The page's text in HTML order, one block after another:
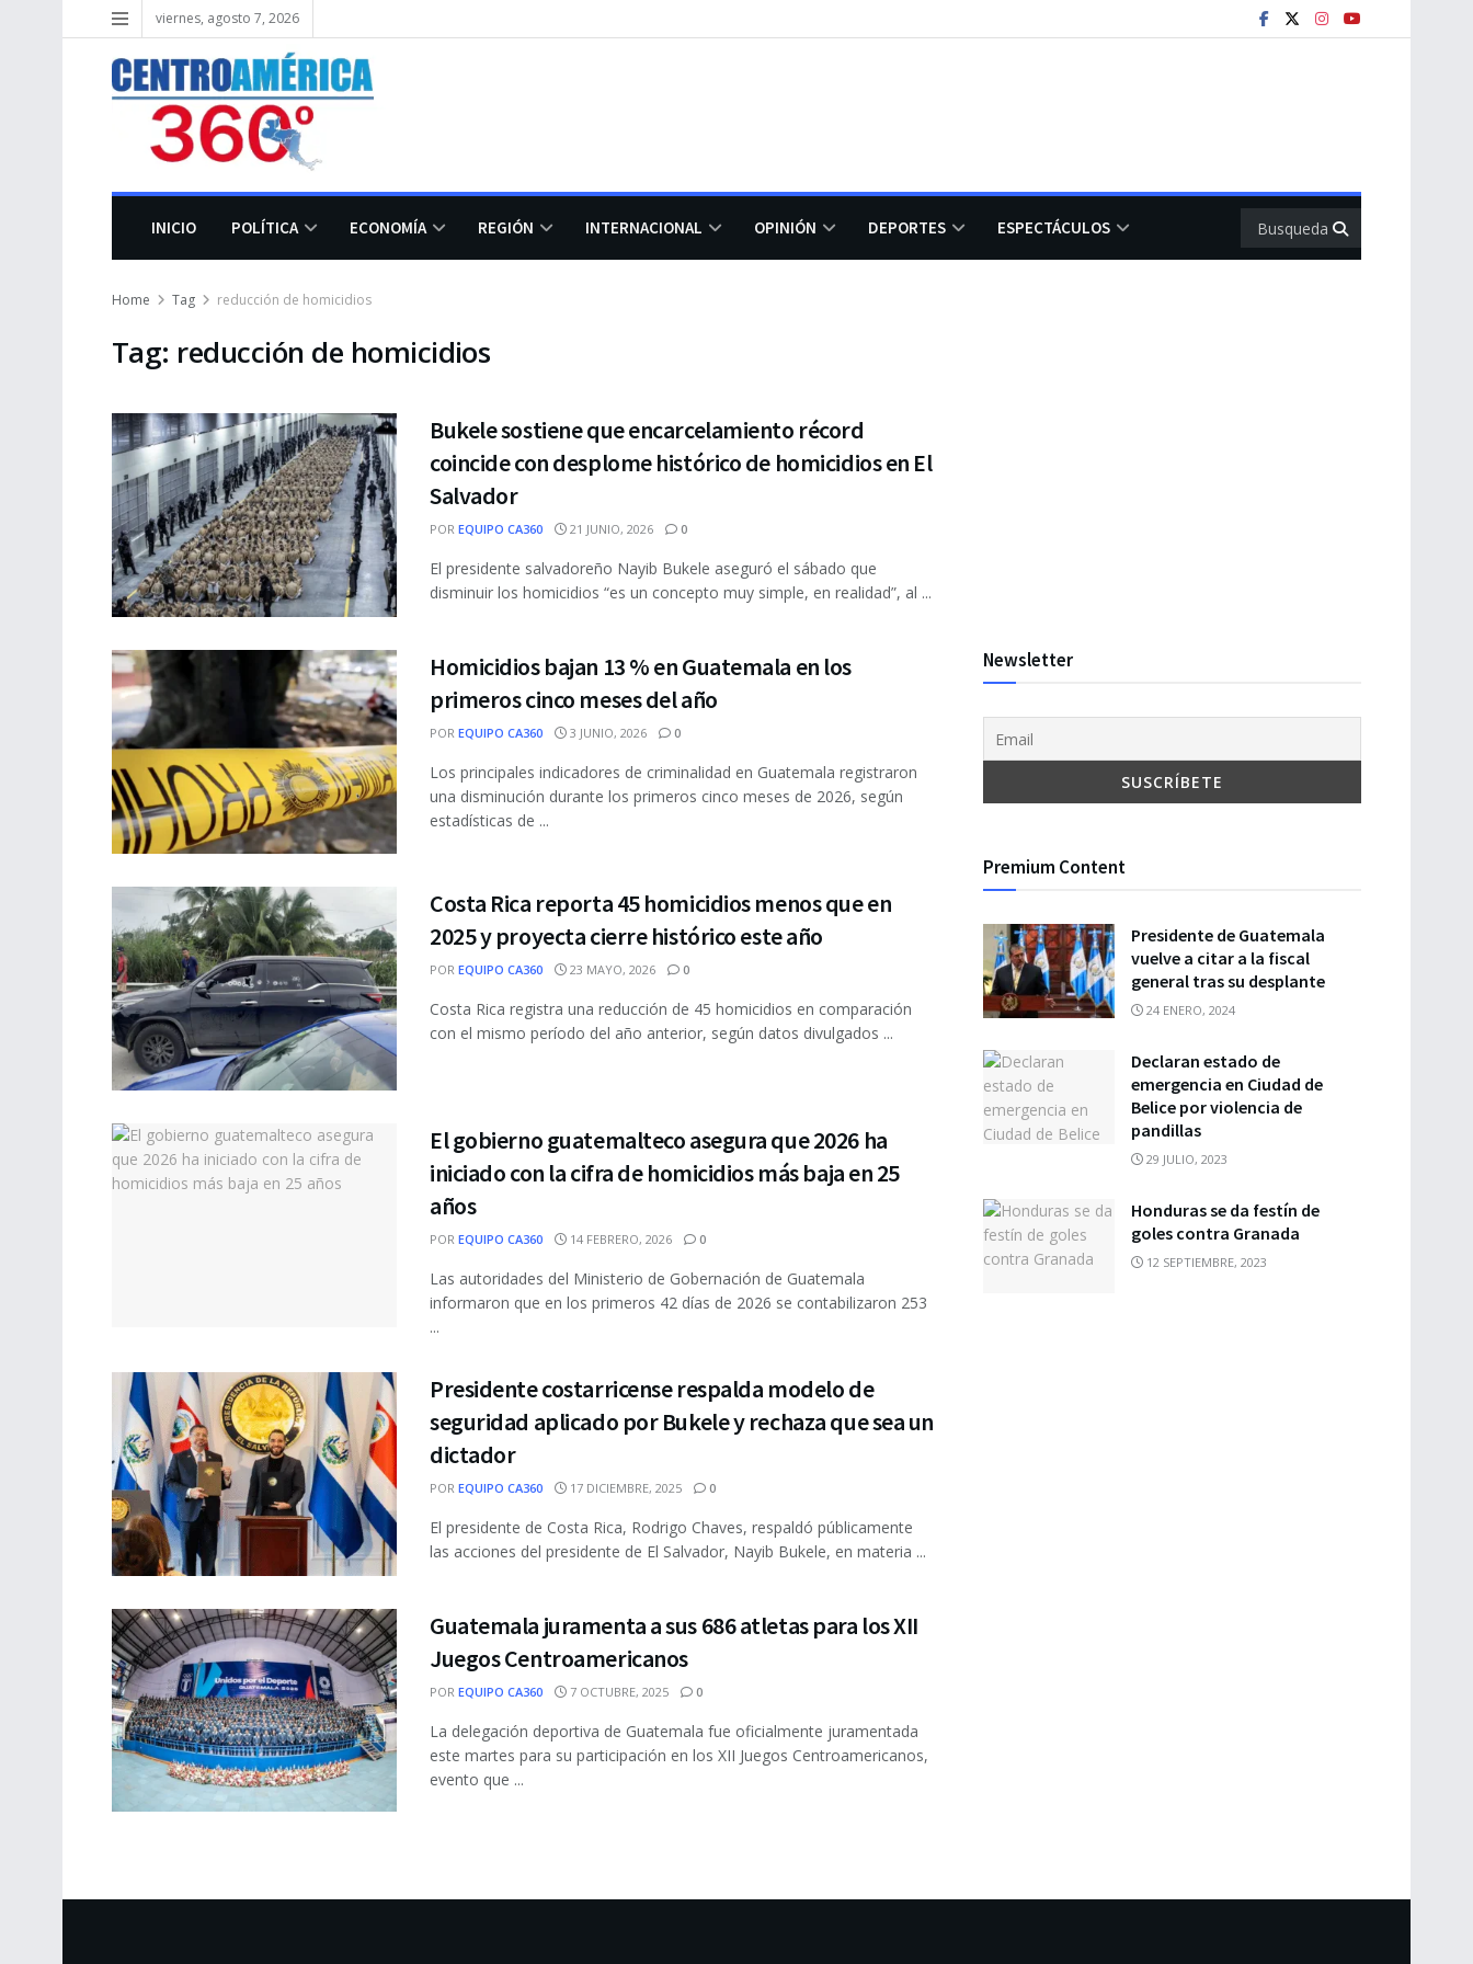
viernes, agosto 7, 2026
INICIO POLÍTICA ECONOMÍA REGIÓN INTERNACIONAL OPINIÓN DEPORTES ESPECTÁCULOS
Home Tag reducción de homicidios
Tag: reducción de homicidios
Bukele sostiene que encarcelamiento récord
coincide con desplome histórico de homicidios en El
Salvador
POR EQUIPO CA360 21 JUNIO, 2026 0
El presidente salvadoreño Nayib Bukele aseguró el sábado que
disminuir los homicidios “es un concepto muy simple, en realidad”, al ...
Homicidios bajan 13 % en Guatemala en los
primeros cinco meses del año
POR EQUIPO CA360 3 JUNIO, 2026 0
Los principales indicadores de criminalidad en Guatemala registraron
una disminución durante los primeros cinco meses de 2026, según
estadísticas de ...
Costa Rica reporta 45 homicidios menos que en
2025 y proyecta cierre histórico este año
POR EQUIPO CA360 23 MAYO, 2026 0
Costa Rica registra una reducción de 45 homicidios en comparación
con el mismo período del año anterior, según datos divulgados ...
El gobierno guatemalteco asegura que 2026 ha
iniciado con la cifra de homicidios más baja en 25
años
POR EQUIPO CA360 14 FEBRERO, 2026 0
Las autoridades del Ministerio de Gobernación de Guatemala
informaron que en los primeros 42 días de 2026 se contabilizaron 253
...
Presidente costarricense respalda modelo de
seguridad aplicado por Bukele y rechaza que sea un
dictador
POR EQUIPO CA360 17 DICIEMBRE, 2025 0
El presidente de Costa Rica, Rodrigo Chaves, respaldó públicamente
las acciones del presidente de El Salvador, Nayib Bukele, en materia ...
Guatemala juramenta a sus 686 atletas para los XII
Juegos Centroamericanos
POR EQUIPO CA360 7 OCTUBRE, 2025 0
La delegación deportiva de Guatemala fue oficialmente juramentada
este martes para su participación en los XII Juegos Centroamericanos,
evento que ...
Newsletter
Premium Content
Presidente de Guatemala
vuelve a citar a la fiscal
general tras su desplante
24 ENERO, 2024
Declaran estado de
emergencia en Ciudad de
Belice por violencia de
pandillas
29 JULIO, 2023
Honduras se da festín de
goles contra Granada
12 SEPTIEMBRE, 2023